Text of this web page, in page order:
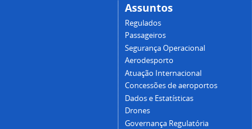
Assuntos
Regulados
Passageiros
Segurança Operacional
Aerodesporto
Atuação Internacional
Concessões de aeroportos
Dados e Estatísticas
Drones
Governança Regulatória